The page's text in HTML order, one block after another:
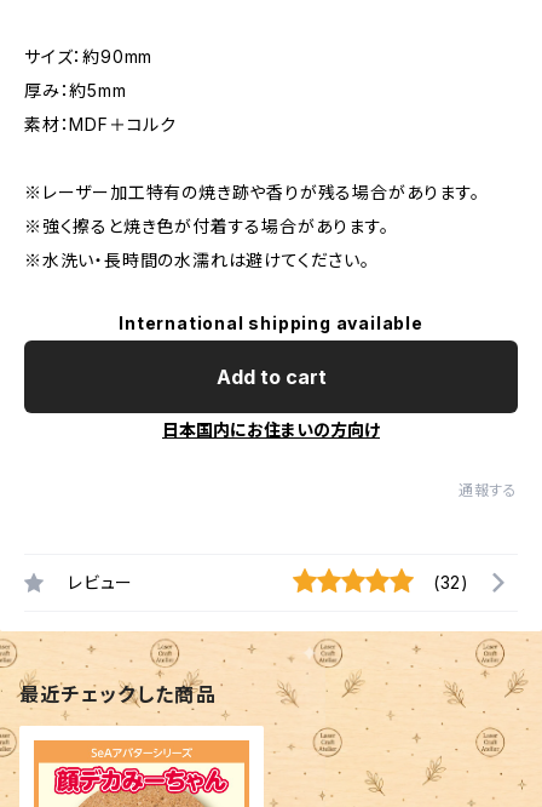
サイズ：約90mm
厚み：約5mm
素材：MDF＋コルク
※レーザー加工特有の焼き跡や香りが残る場合があります。
※強く擦ると焼き色が付着する場合があります。
※水洗い・長時間の水濡れは避けてください。
International shipping available
Add to cart
日本国内にお住まいの方向け
通報する
レビュー (32)
最近チェックした商品